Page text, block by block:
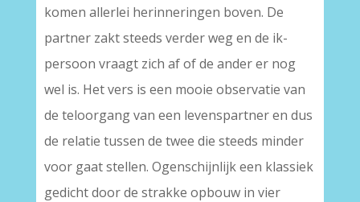
komen allerlei herinneringen boven. De
partner zakt steeds verder weg en de ik-
persoon vraagt zich af of de ander er nog
wel is. Het vers is een mooie observatie van
de teloorgang van een levenspartner en dus
de relatie tussen de twee die steeds minder
voor gaat stellen. Ogenschijnlijk een klassiek
gedicht door de strakke opbouw in vier